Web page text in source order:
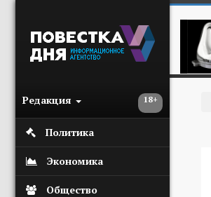
18+
Редакция
Политика
Экономика
Общество